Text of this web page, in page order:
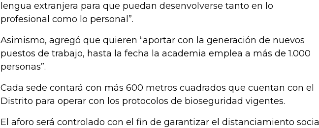
lengua extranjera para que puedan desenvolverse tanto en lo
profesional como lo personal”.
Asimismo, agregó que quieren “aportar con la generación de nuevos
puestos de trabajo, hasta la fecha la academia emplea a más de 1.000
personas”.
Cada sede contará con más 600 metros cuadrados que cuentan con el
Distrito para operar con los protocolos de bioseguridad vigentes.
El aforo será controlado con el fin de garantizar el distanciamiento social